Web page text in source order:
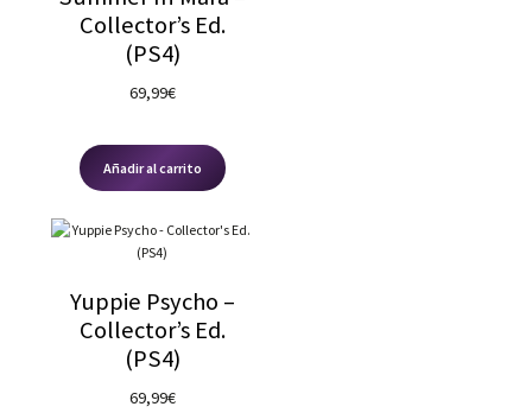
Collector’s Ed.
(PS4)
69,99€
Añadir al carrito
Yuppie Psycho –
Collector’s Ed.
(PS4)
69,99€